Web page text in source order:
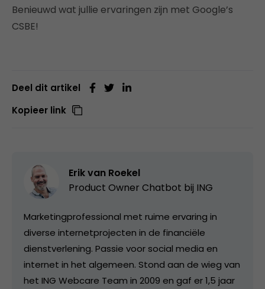
Benieuwd wat jullie ervaringen zijn met Google’s
CSBE!
Deel dit artikel
Kopieer link
Erik van Roekel
Product Owner Chatbot bij ING
Marketingprofessional met ruime ervaring in
diverse internetprojecten in de financiële
dienstverlening. Passie voor social media en
internet in het algemeen. Stond aan de wieg van
het ING Webcare Team in 2009 en gaf er 1,5 jaar